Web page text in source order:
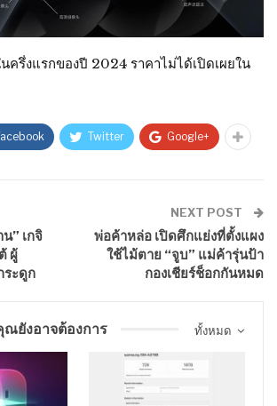
ครึ่งแรกของปี 2024 ราคาไม่ได้เปิดเผยใน
Twitter Google+
” เกจิ
ผู้
ระดูก
NEXT POST
พ่อค้าหล่อ เปิดศึกแย่งที่ตั้งแผง
ใช้ไม้ตาย “จูบ” แม่ค้ารุ่นป้า
กองเชียร์ช็อกกันหมด
ทั้งหมด
ยังอาจต้องการ